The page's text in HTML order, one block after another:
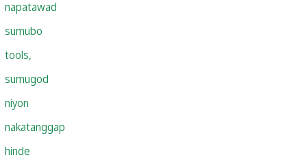
napatawad
sumubo
tools,
sumugod
niyon
nakatanggap
hinde